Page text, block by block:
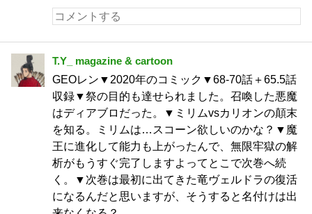
T.Y_ magazine & cartoon
GEOレン▼2020年のコミック▼68-70話＋65.5話
収録▼祭の目的も達せられました。召喚した悪魔
はディアブロだった。▼ミリムvsカリオンの顛末
を知る。ミリムは…スコーン欲しいのかな？▼魔
王に進化して能力も上がったんで、無限牢獄の解
析がもうすぐ完了しますよってとこで次巻へ続
く。▼次巻は最初に出てきた竜ヴェルドラの復活
になるんだと思いますが、そうすると名付けは出